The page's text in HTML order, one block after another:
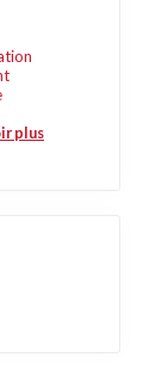
plus